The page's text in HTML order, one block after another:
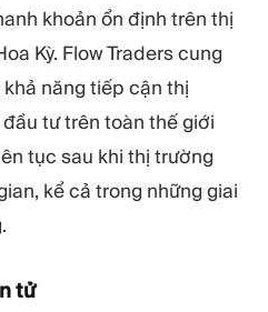
khoản ổn định trên thị
Kỳ. Flow Traders cung
năng tiếp cận thị
tư trên toàn thế giới
tục sau khi thị trường
kể cả trong những giai
tử